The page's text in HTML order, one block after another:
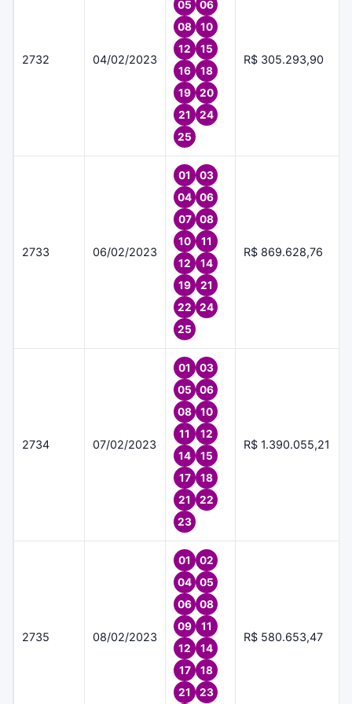
2732 04/02/2023
05
06
08
10
12
15
16
18
19
20
21
24
25
R$ 305.293,90
2733 06/02/2023
01
03
04
06
07
08
10
11
12
14
19
21
22
24
25
R$ 869.628,76
2734 07/02/2023
01
03
05
06
08
10
11
12
14
15
17
18
21
22
23
R$ 1.390.055,21
2735 08/02/2023
01
02
04
05
06
08
09
11
12
14
17
18
21
23
R$ 580.653,47